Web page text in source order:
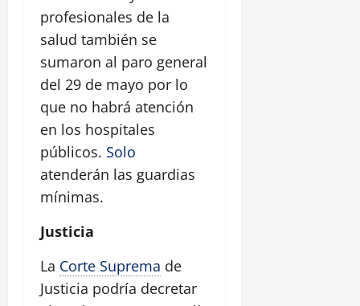
profesionales de la
salud también se
sumaron al paro general
del 29 de mayo por lo
que no habrá atención
en los hospitales
públicos. Solo
atenderán las guardias
mínimas.
Justicia
La Corte Suprema de
Justicia podría decretar